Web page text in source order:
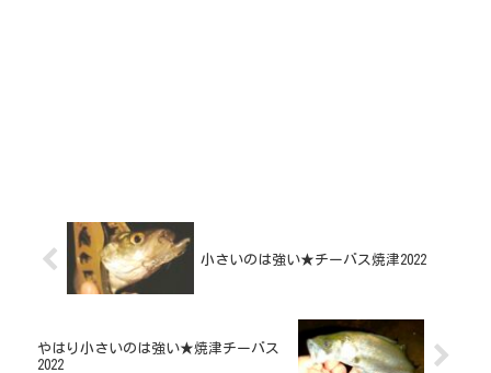
小さいのは強い★チーバス焼津2022
やはり小さいのは強い★焼津チーバス
2022